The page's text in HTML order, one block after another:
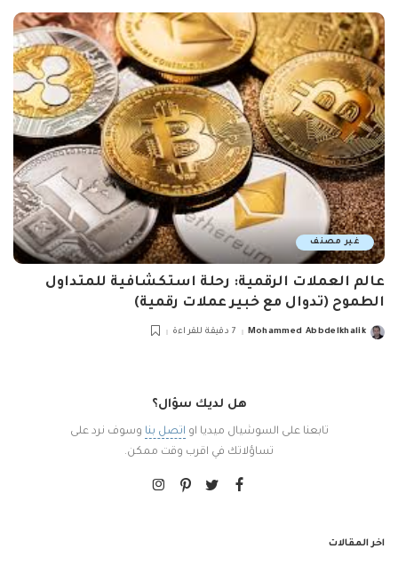
غير مصنف
عالم العملات الرقمية: رحلة استكشافية للمتداول
الطموح (تدوال مع خبير عملات رقمية)
Posted
Mohammed Abbdelkhalik 7 دقيقة للقراءة
هل لديك سؤال؟
تابعنا على السوشيال ميديا او اتصل بنا وسوف نرد على
تساؤلاتك في اقرب وقت ممكن.
اخر المقالات